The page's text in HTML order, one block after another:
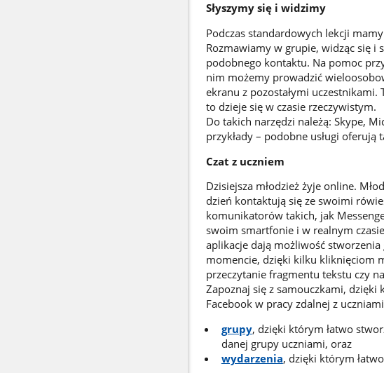
Słyszymy się i widzimy
Podczas standardowych lekcji
Rozmawiamy w grupie, widząc się i
podobnego kontaktu. Na pomoc
nim możemy prowadzić
ekranu z pozostałymi
to dzieje się w czasie rzeczywistym.
Do takich narzędzi należą: Skype,
przykłady – podobne usługi oferują
Czat z uczniem
Dzisiejsza młodzież żyje online.
dzień kontaktują się ze swoimi
komunikatorów takich, jak
swoim smartfonie i w realnym
aplikacje dają możliwość
momencie, dzięki kilku kliknięciom
przeczytanie fragmentu tekstu czy
Zapoznaj się z samouczkami,
Facebook w pracy zdalnej z
grupy, dzięki którym łatwo
danej grupy uczniami, oraz
wydarzenia, dzięki którym